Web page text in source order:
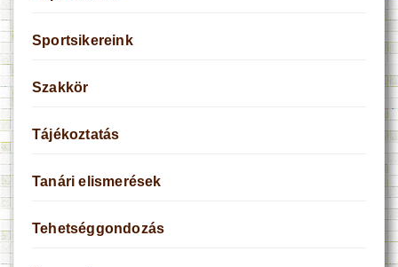
Sportsikereink
Szakkör
Tájékoztatás
Tanári elismerések
Tehetséggondozás